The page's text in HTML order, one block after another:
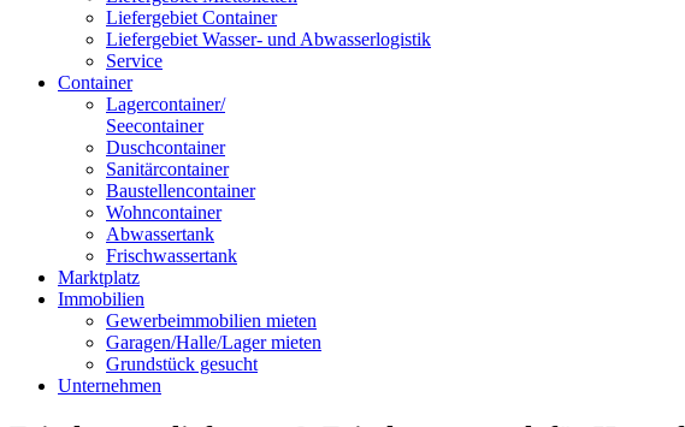
Liefergebiet Container
Liefergebiet Wasser- und Abwasserlogistik
Service
Container
Lagercontainer/
Seecontainer
Duschcontainer
Sanitärcontainer
Baustellencontainer
Wohncontainer
Abwassertank
Frischwassertank
Marktplatz
Immobilien
Gewerbeimmobilien mieten
Garagen/Halle/Lager mieten
Grundstück gesucht
Unternehmen